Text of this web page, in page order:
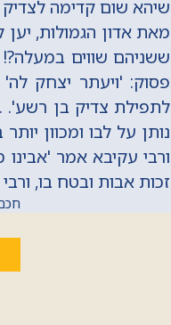
שיהא שום קדימה
מאת אדון הגמולות,
ששניהם שווים
פסוק: 'ויעתר יצחק
לתפילת צדיק בן רשע'.
נותן על לבו ומכוון
ורבי עקיבא אמר 'אבינו
זכות אבות ובטח בו,
חכם